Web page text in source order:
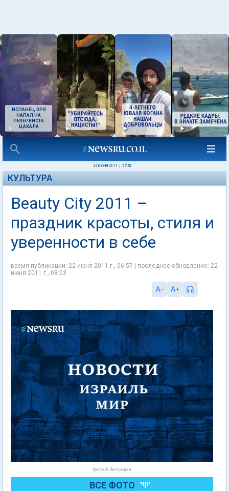
ИСПАНЕЦ ЗРЯ
НАПАЛ НА
РЕЗЕРВИСТА
ЦАХАЛА
22 ИЮНЯ 2011 07:50
КУЛЬТУРА
Beauty City 2011 –
праздник красоты, стиля и
уверенности в себе
время публикации: 22 июня 2011 г., 06:57 | последнее обновление: 22
июня 2011 г., 08:03
Фото А.Загорская
ВСЕ ФОТО